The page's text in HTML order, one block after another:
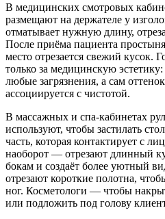
В медицинских смотровых
размещают на держателе у
отматывает нужную длину,
После приёма пациента
место отрезается свежий кусок.
только за медицинскую
любые загрязнения, а сам
ассоциируется с чистотой.
В массажных и спа-кабинетах
используют, чтобы застилать
часть, которая контактирует с
наоборот — отрезают длинный
бокам и создаёт более уютный
отрезают короткие полотна,
ног. Косметологи — чтобы
или подложить под голову